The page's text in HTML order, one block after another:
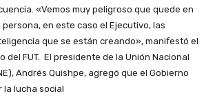
«Vemos muy peligroso que quede en
en este caso el Ejecutivo, las
que se están creando», manifestó el
del FUT. El presidente de la Unión Nacional
Andrés Quishpe, agregó que el Gobierno
la lucha social